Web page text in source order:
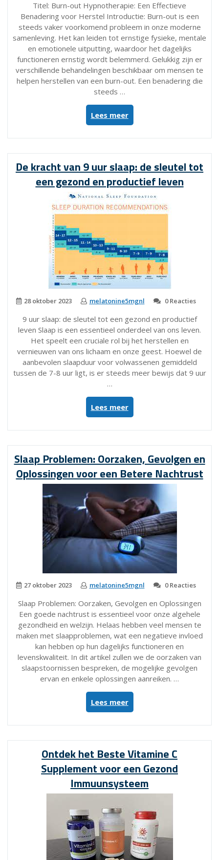
Titel: Burn-out Hypnotherapie: Een Effectieve
Benadering voor Herstel Introductie: Burn-out is een
steeds vaker voorkomend probleem in onze moderne
samenleving. Het kan leiden tot ernstige fysieke, mentale
en emotionele uitputting, waardoor het dagelijks
functioneren ernstig wordt belemmerd. Gelukkig zijn er
verschillende behandelingen beschikbaar om mensen te
helpen herstellen van een burn-out. Een benadering die
steeds …
Lees meer“Herstel
van
Burn-
Behulp
van
Hypnotherapie”
De kracht van 9 uur slaap: de sleutel tot
een gezond en productief leven
28 oktober 2023 melatonine5mgnl 0 Reacties
9 uur slaap: de sleutel tot een gezond en productief
leven Slaap is een essentieel onderdeel van ons leven.
Het speelt een cruciale rol bij het herstellen en
vernieuwen van ons lichaam en onze geest. Hoewel de
aanbevolen slaapduur voor volwassenen gemiddeld
tussen de 7-8 uur ligt, is er steeds meer bewijs dat 9 uur
…
Lees meer“De
kracht
van
slaap:
de
sleutel
een
gezond
en
productief
leven”
Slaap Problemen: Oorzaken, Gevolgen en
Oplossingen voor een Betere Nachtrust
27 oktober 2023 melatonine5mgnl 0 Reacties
Slaap Problemen: Oorzaken, Gevolgen en Oplossingen
Een goede nachtrust is essentieel voor onze algehele
gezondheid en welzijn. Helaas hebben veel mensen te
maken met slaapproblemen, wat een negatieve invloed
kan hebben op hun dagelijks functioneren en
levenskwaliteit. In dit artikel zullen we de oorzaken van
slaapstoornissen bespreken, de mogelijke gevolgen
ervan en enkele oplossingen aanreiken. …
Lees meer“Slaap
Problemen:
Oorzaken,
Oplossingen
voor
een
Betere
Ontdek het Beste Vitamine C
Supplement voor een Gezond
Immuunsysteem